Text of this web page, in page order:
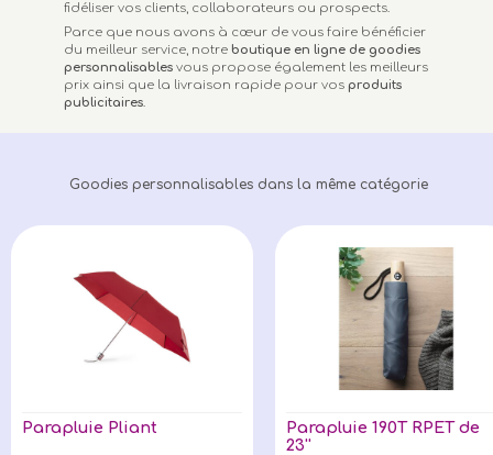
fidéliser vos clients, collaborateurs ou prospects.
Parce que nous avons à cœur de vous faire bénéficier
du meilleur service, notreboutique en ligne de goodies
personnalisables vous propose également les meilleurs
prix ainsi que la livraison rapide pour vos produits
publicitaires.
Goodies personnalisables dans la même catégorie
Parapluie Pliant
Parapluie 190T RPET de
23''